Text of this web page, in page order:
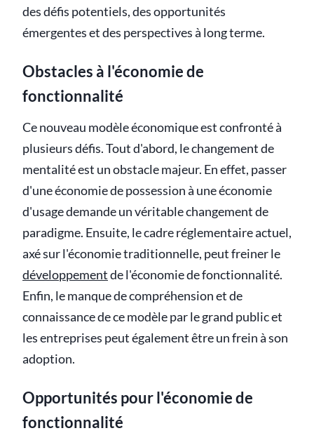
des défis potentiels, des opportunités
émergentes et des perspectives à long terme.
Obstacles à l'économie de
fonctionnalité
Ce nouveau modèle économique est confronté à
plusieurs défis. Tout d'abord, le changement de
mentalité est un obstacle majeur. En effet, passer
d'une économie de possession à une économie
d'usage demande un véritable changement de
paradigme. Ensuite, le cadre réglementaire actuel,
axé sur l'économie traditionnelle, peut freiner le
développementde l'économie de fonctionnalité.
Enfin, le manque de compréhension et de
connaissance de ce modèle par le grand public et
les entreprises peut également être un frein à son
adoption.
Opportunités pour l'économie de
fonctionnalité